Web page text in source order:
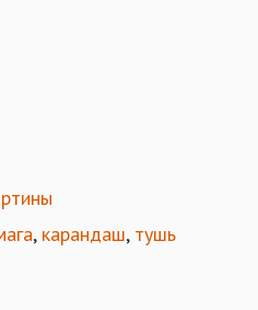
, карандаш, тушь